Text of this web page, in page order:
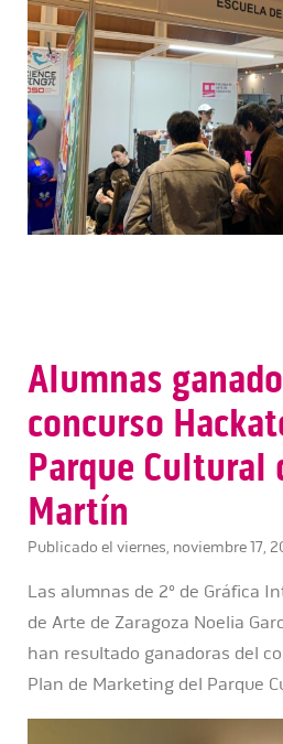
Alumnas
concurso
Parque Cultural
Martín
Publicado el viernes, noviembre 17,
Las alumnas de 2º de Gráfica
de Arte de Zaragoza Noelia
han resultado ganadoras del
Plan de Marketing del Parque